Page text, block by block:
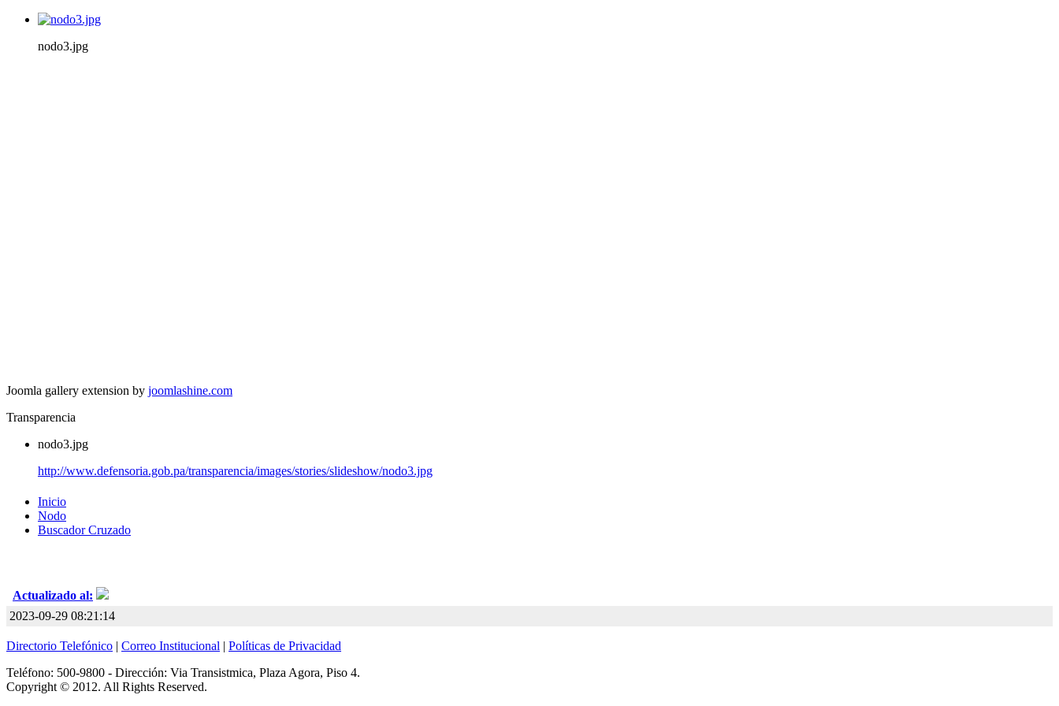
nodo3.jpg
Joomla gallery extension by joomlashine.com
Transparencia
nodo3.jpg
http://www.defensoria.gob.pa/transparencia/images/stories/slideshow/nodo3.jpg
Inicio
Nodo
Buscador Cruzado
Actualizado al:
2023-09-29 08:21:14
Directorio Telefónico | Correo Institucional | Políticas de Privacidad
Teléfono: 500-9800 - Dirección: Via Transistmica, Plaza Agora, Piso 4.
Copyright © 2012. All Rights Reserved.